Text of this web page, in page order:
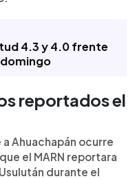
4.3 y 4.0 frente
reportados el
Ahuachapán ocurre
el MARN reportara
durante el